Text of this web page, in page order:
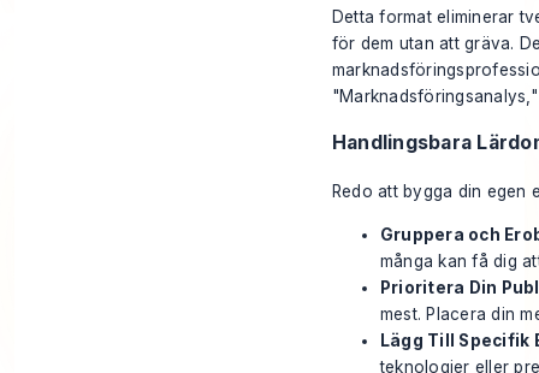
Detta format eliminerar
för dem utan att gräva.
Handlingsbara
Redo att bygga din egen
Gruppera och
många kan få dig
Prioritera Din
mest. Placera din
Lägg Till Specifik
teknologier eller